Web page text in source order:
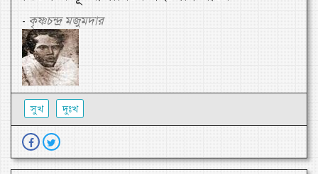
- কৃষ্ণচন্দ্র মজুমদার
সুখ দুঃখ